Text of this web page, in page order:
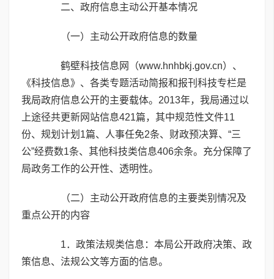
二、政府信息主动公开基本情况
（一）主动公开政府信息的数量
鹤壁科技信息网（www.hnhbkj.gov.cn）、
《科技信息》、各类专题活动简报和报刊科技专栏是
我局政府信息公开的主要载体。2013年，我局通过以
上途径共更新网站信息421篇，其中规范性文件11
份、规划计划1篇、人事任免2条、财政预决算、“三
公”经费数1条、其他科技类信息406余条。充分保障了
局政务工作的公开性、透明性。
（二）主动公开政府信息的主要类别情况及
重点公开的内容
1．政策法规类信息：本局公开政府决策、政
策信息、法规公文等方面的信息。